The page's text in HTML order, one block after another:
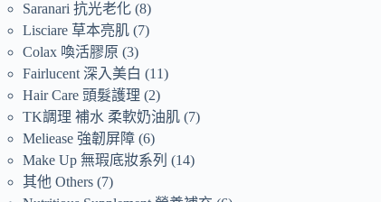
Saranari 抗光老化 8
Lisciare 草本亮肌 7
Colax 喚活膠原 3
Fairlucent 深入美白
11
Hair Care 頭髮護理
2
TK調理 補水 柔軟奶油肌 7
Meliease 強韌屏障 6
Make Up 無瑕底妝系列
14
其他 Others 7